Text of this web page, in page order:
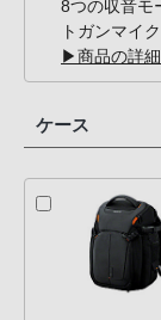
8つの収音モ
トガンマイ
▶商品の詳
ケース